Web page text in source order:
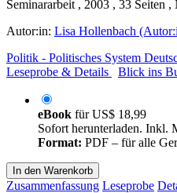
Seminararbeit , 2003 , 33 Seiten ,
Autor:in: Lisa Hollenbach
Politik - Politisches System
Leseprobe & Details
Blick ins
eBook fürUS$ 18,99
Sofort herunterladen. Inkl.
Format: PDF – für alle
In den Warenkorb
Zusammenfassung Leseprobe